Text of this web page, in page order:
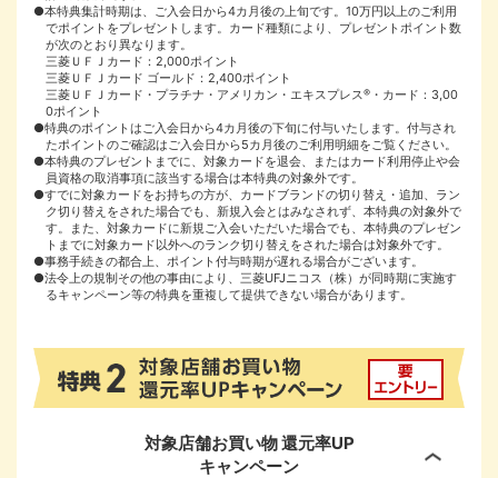
●本特典集計時期は、ご入会日から4カ月後の上旬です。10万円以上のご利用
でポイントをプレゼントします。カード種類により、プレゼントポイント数
が次のとおり異なります。
三菱ＵＦＪカード：2,000ポイント
三菱ＵＦＪカード ゴールド：2,400ポイント
三菱ＵＦＪカード・プラチナ・アメリカン・エキスプレス® ・カード：3,00
0ポイント
●特典のポイントはご入会日から4カ月後の下旬に付与いたします。付与され
たポイントのご確認はご入会日から5カ月後のご利用明細をご覧ください。
●本特典のプレゼントまでに、対象カードを退会、またはカード利用停止や会
員資格の取消事項に該当する場合は本特典の対象外です。
●すでに対象カードをお持ちの方が、カードブランドの切り替え・追加、ラン
ク切り替えをされた場合でも、新規入会とはみなされず、本特典の対象外で
す。また、対象カードに新規ご入会いただいた場合でも、本特典のプレゼン
トまでに対象カード以外へのランク切り替えをされた場合は対象外です。
●事務手続きの都合上、ポイント付与時期が遅れる場合がございます。
●法令上の規制その他の事由により、三菱UFJニコス（株）が同時期に実施す
るキャンペーン等の特典を重複して提供できない場合があります。
対象店舗お買い物 還元率UP
キャンペーン